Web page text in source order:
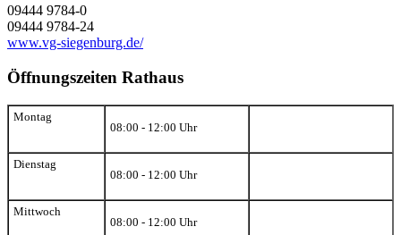
09444 9784-0
09444 9784-24
www.vg-siegenburg.de/
Öffnungszeiten Rathaus
Montag
08:00 - 12:00 Uhr
Dienstag
08:00 - 12:00 Uhr
Mittwoch
08:00 - 12:00 Uhr